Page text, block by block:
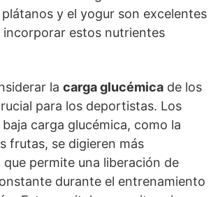
y el yogur son excelentes
incorporar estos nutrientes
la carga glucémica de los
para los deportistas. Los
carga glucémica, como la
frutas, se digieren más
permite una liberación de
durante el entrenamiento